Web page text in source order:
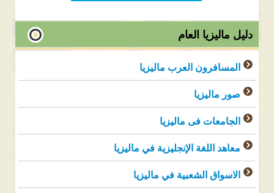
دليل ماليزيا العام
المسافرون العرب ماليزيا
صور ماليزيا
الجامعات فى ماليزيا
معاهد اللغة الإنجليزية في ماليزيا
الاسواق الشعبية في ماليزيا